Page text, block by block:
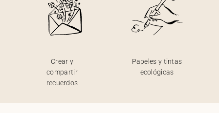
Crear y
compartir
recuerdos
Papeles y tintas
ecológicas